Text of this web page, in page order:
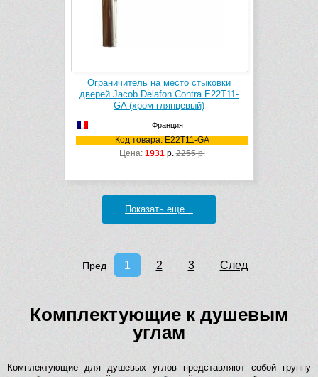
Ограничитель на место стыковки
дверей Jacob Delafon Contra E22T11-
GA (хром глянцевый)
Франция
Код товара: E22T11-GA
Цена: 1931р.2255р.
Показать еще...
Пред 1 2 3 След
Комплектующие к душевым
углам
Комплектующие для душевых углов представляют собой группу